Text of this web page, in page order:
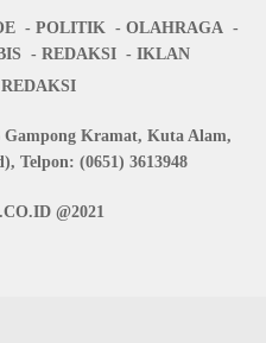
POLITIK
OLAHRAGA
REDAKSI
IKLAN
Gampong Kramat, Kuta Alam,
Telpon: (0651) 3613948
@2021